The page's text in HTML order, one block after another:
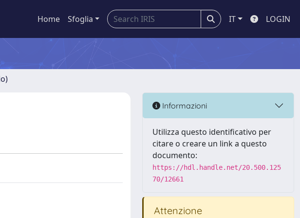
Home Sfoglia IT LOGIN
Informazioni
Utilizza questo identificativo per
citare o creare un link a questo
documento:
https://hdl.handle.net/20.500.125
70/12661
Attenzione